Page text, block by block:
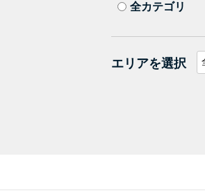
全カテゴリ
エリアを選択